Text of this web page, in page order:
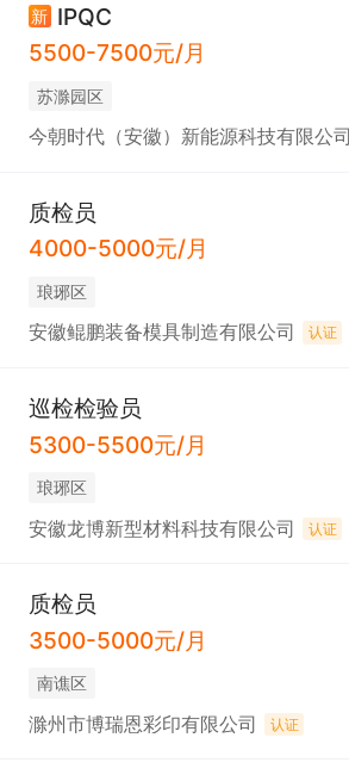
新 IPQC
5500-7500元/月
苏滁园区
今朝时代（安徽）新能源科技有限公司
质检员
4000-5000元/月
琅琊区
安徽鲲鹏装备模具制造有限公司 认证
巡检检验员
5300-5500元/月
琅琊区
安徽龙博新型材料科技有限公司 认证
质检员
3500-5000元/月
南谯区
滁州市博瑞恩彩印有限公司 认证